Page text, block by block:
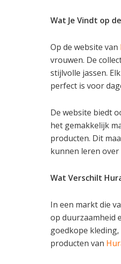
Wat Je Vindt op
Op de website van
vrouwen. De
stijlvolle jassen.
perfect is voor
De website biedt
het gemakkelijk
producten. Dit
kunnen leren over
Wat Verschilt
In een markt die
op duurzaamheid
goedkope
producten van